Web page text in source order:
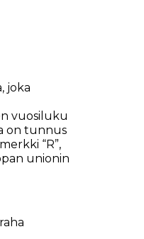
joka
vuosiluku
on tunnus
“R”,
unionin